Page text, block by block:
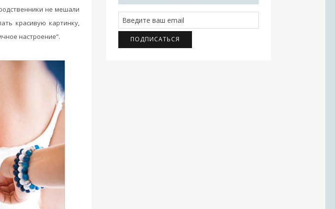
не мешали
красивую картинку,
настроение”.